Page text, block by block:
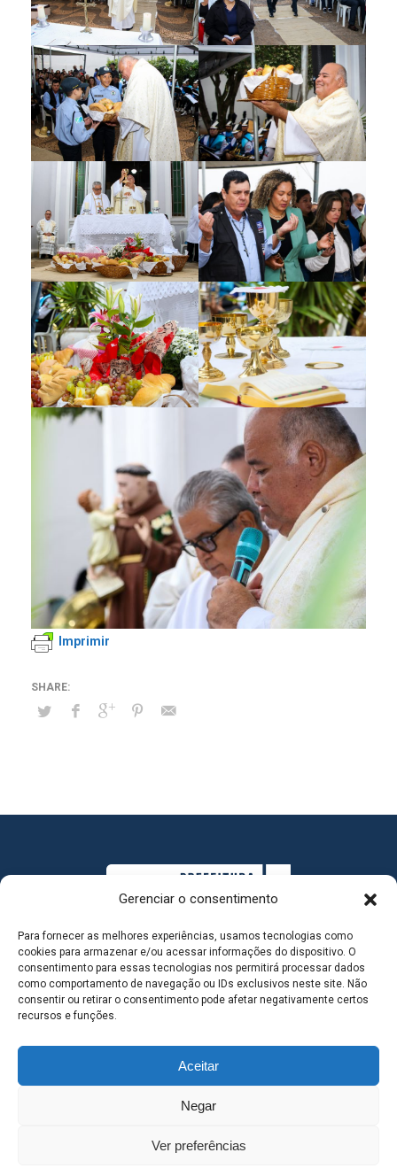
Gerenciar o consentimento
Para fornecer as melhores experiências, usamos tecnologias como
cookies para armazenar e/ou acessar informações do dispositivo. O
consentimento para essas tecnologias nos permitirá processar dados
como comportamento de navegação ou IDs exclusivos neste site. Não
consentir ou retirar o consentimento pode afetar negativamente certos
recursos e funções.
Aceitar
Negar
Ver preferências
Imprimir
MAPA DO SITE
SEDE DO ADMINISTRATIVO MUNICIPAL - Avenida